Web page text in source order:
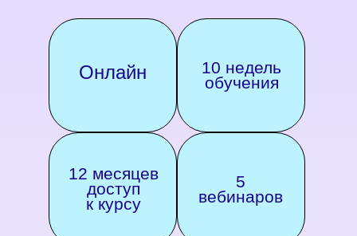
Онлайн
5
вебинаров
10 недель
обучения
12 месяцев
доступ
к курсу